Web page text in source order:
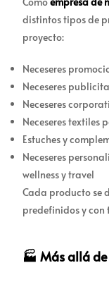
distintos tipos de
proyecto:
Neceseres
Neceseres
Neceseres
Neceseres textiles
Estuches y
Neceseres
wellness y travel
Cada producto se
predefinidos y
🏭 Más allá